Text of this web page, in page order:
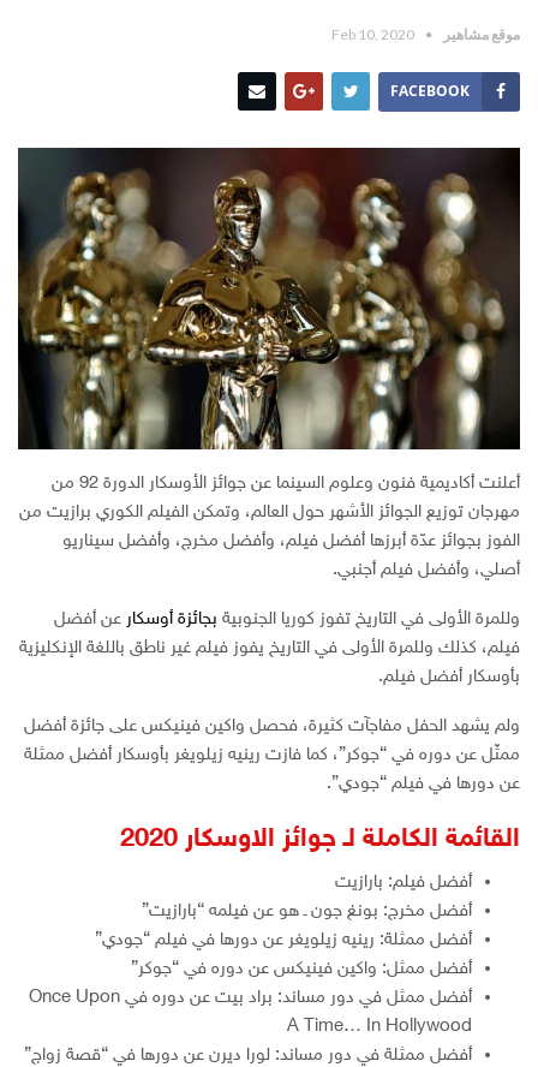
موقع مشاهير Feb 10, 2020
FACEBOOK
أعلنت أكاديمية فنون وعلوم السينما عن جوائز الأوسكار الدورة 92 من
مهرجان توزيع الجوائز الأشهر حول العالم، وتمكن الفيلم الكوري برازيت من
الفوز بجوائز عدّة أبرزها أفضل فيلم، وأفضل مخرج، وأفضل سيناريو
أصلي، وأفضل فيلم أجنبي.
وللمرة الأولى في التاريخ تفوز كوريا الجنوبيةبجائزة أوسكار عن أفضل
فيلم، كذلك وللمرة الأولى في التاريخ يفوز فيلم غير ناطق باللغة الإنكليزية
بأوسكار أفضل فيلم.
ولم يشهد الحفل مفاجآت كثيرة، فحصل واكين فينيكس على جائزة أفضل
ممثّل عن دوره في “جوكر”، كما فازت رينيه زيلويغر بأوسكار أفضل ممثلة
عن دورها في فيلم “جودي”.
القائمة الكاملة لـ جوائز الاوسكار 2020
أفضل فيلم: بارازيت
أفضل مخرج: بونغ جون ـ هو عن فيلمه “بارازيت”
أفضل ممثلة: رينيه زيلويغر عن دورها في فيلم “جودي”
أفضل ممثل: واكين فينيكس عن دوره في “جوكر”
أفضل ممثل في دور مساند: براد بيت عن دوره في Once Upon
A Time… In Hollywood
أفضل ممثلة في دور مساند: لورا ديرن عن دورها في “قصة زواج”